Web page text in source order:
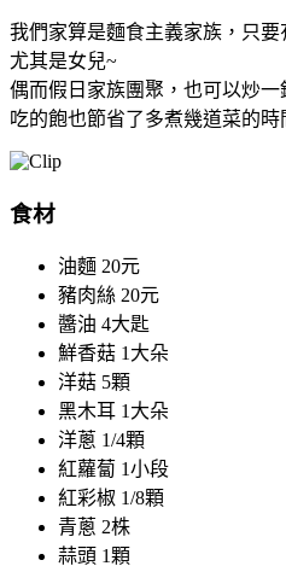
我們家算是麵食主義家族，只要
尤其是女兒~
偶而假日家族團聚，也可以炒
吃的飽也節省了多煮幾道菜的時
食材
油麵 20元
豬肉絲 20元
醬油 4大匙
鮮香菇 1大朵
洋菇 5顆
黑木耳 1大朵
洋蔥 1/4顆
紅蘿蔔 1小段
紅彩椒 1/8顆
青蔥 2株
蒜頭 1顆